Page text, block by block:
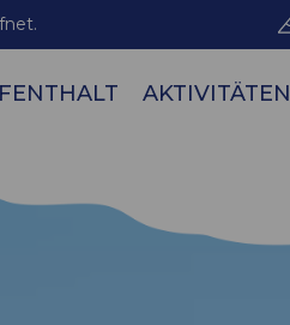
AKTIVITÄTEN